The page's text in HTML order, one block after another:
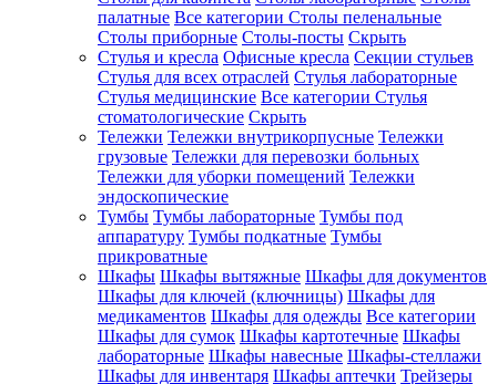
палатные Все категории Столы пеленальные
Столы приборные Столы-посты Скрыть
Стулья и кресла Офисные кресла Секции стульев
Стулья для всех отраслей Стулья лабораторные
Стулья медицинские Все категории Стулья
стоматологические Скрыть
Тележки Тележки внутрикорпусные Тележки
грузовые Тележки для перевозки больных
Тележки для уборки помещений Тележки
эндоскопические
Тумбы Тумбы лабораторные Тумбы под
аппаратуру Тумбы подкатные Тумбы
прикроватные
Шкафы Шкафы вытяжные Шкафы для документов
Шкафы для ключей (ключницы) Шкафы для
медикаментов Шкафы для одежды Все категории
Шкафы для сумок Шкафы картотечные Шкафы
лабораторные Шкафы навесные Шкафы-стеллажи
Шкафы для инвентаря Шкафы аптечки Трейзеры